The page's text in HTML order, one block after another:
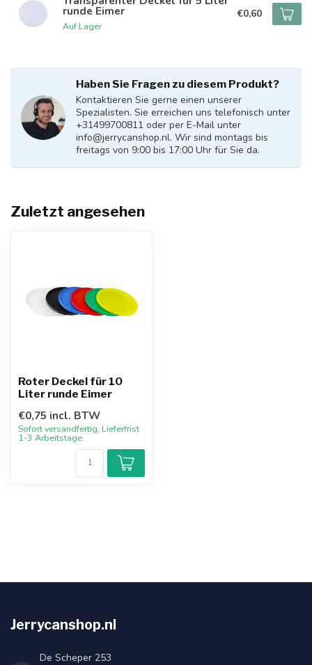
runde Eimer
Auf Lager
€0,60
Haben Sie Fragen zu diesem Produkt?
Kontaktieren Sie gerne einen unserer
Spezialisten. Sie erreichen uns telefonisch unter
+31499700811 oder per E-Mail unter
info@jerrycanshop.nl. Wir sind montags bis
freitags von 9:00 bis 17:00 Uhr für Sie da.
Zuletzt angesehen
Roter Deckel für 10
Liter runde Eimer
€0,75 incl. BTW
Sofort versandfertig, Lieferfrist
1-3 Arbeitstage.
Jerrycanshop.nl
De Scheper 253